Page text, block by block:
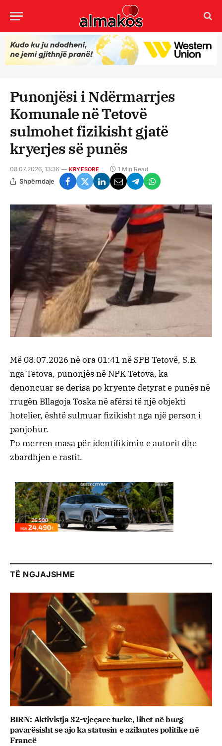
Punonjësi i Ndërmarrjes
Komunale në Tetovë
sulmohet fizikisht gjatë
kryerjes së punës
08.07.2026, 13:36 KRYESORE 1 Min Read
Shpërndaje
Më 08.07.2026 në ora 01:41 në SPB Tetovë, S.B.
nga Tetova, punonjës në NPK Tetova, ka
denoncuar se derisa po kryente detyrat e punës në
rrugën Bllagoja Toska në afërsi të një objekti
hotelier, është sulmuar fizikisht nga një person i
panjohur.
Po merren masa për identifikimin e autorit dhe
zbardhjen e rastit.
TË NGJAJSHME
BIRN: Aktivistja 32-vjeçare turke, lihet në burg
pavarësisht se ajo ka statusin e azilantes politike në
Francë